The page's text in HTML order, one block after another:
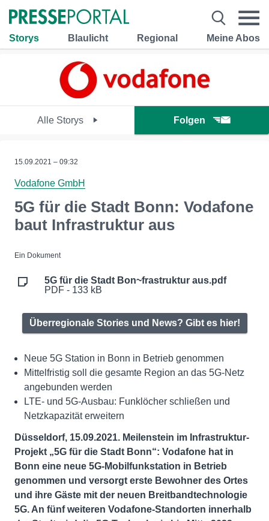
Storys Blaulicht Regional Meine Abos
Alle Storys Folgen
15.09.2021 – 09:32
Vodafone GmbH
5G für die Stadt Bonn: Vodafone
baut Infrastruktur aus
Ein Dokument
5G für die Stadt Bon~frastruktur aus.pdf
PDF - 133 kB
Überregionale Stories und News? Gibt es hier!
Neue 5G Station in Bonn in Betrieb genommen
Mittelfristig soll die gesamte Region an das 5G-Netz
angebunden werden
LTE- und 5G-Ausbau: Funklöcher schließen und
Netzkapazität erweitern
Düsseldorf, 15.09.2021. Meilenstein im Infrastruktur-
Projekt „5G für die Stadt Bonn“: Vodafone hat in
Bonn eine neue 5G-Mobilfunkstation in Betrieb
genommen und versorgt erste Bewohner des Ortes
und ihre Gäste mit der neuen Breitbandtechnologie
5G. An fünf weiteren Vodafone-Standorten innerhalb